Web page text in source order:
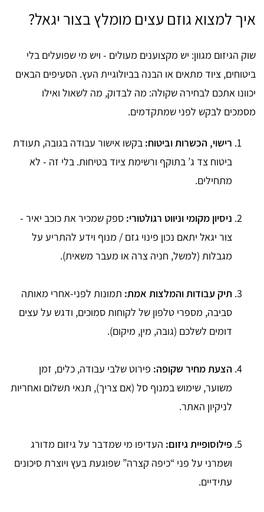
איך למצוא גוזם עצים מומלץ בצור יגאל?
שוק הגיזום מגוון: יש מקצוענים מעולים - ויש מי שפועלים בלי
ביטוחים, ציוד מתאים או הבנה בביולוגיית העץ. הסעיפים הבאים
יכוונו אתכם לבחירה שקולה: מה לבדוק, מה לשאול ואילו
מסמכים לבקש לפני שמתקדמים.
רישוי, הכשרות וביטוח: בקשו אישור עבודה בגובה, תעודת
ביטוח צד ג’ בתוקף ורשימת ציוד בטיחות. בלי זה - לא
מתחילים.
ניסיון מקומי וניווט רגולטורי: ספק שמכיר את כוכב יאיר -
צור יגאל יתאם נכון פינוי גזם / מנוף וידע להתריע על
מגבלות (למשל, חניה צרה או מעבר משאית).
תיק עבודות והמלצות אמת: תמונות לפני-אחרי מאותה
סביבה, מספרי טלפון של לקוחות סמוכים, ודגש על עצים
דומים לשלכם (גובה, מין, מיקום).
הצעת מחיר שקופה: פירוט שלבי עבודה, כלים, זמן
משוער, שימוש במנוף סל (אם צריך), תנאי תשלום ואחריות
לניקיון האתר.
פילוסופיית גיזום: העדיפו מי שמדבר על גיזום מדורג
ושמרני על פני “כיפה קצרה” שפוגעת בעץ ויוצרת סיכונים
עתידיים.